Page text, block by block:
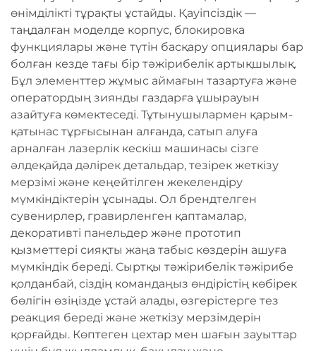
өнімділікті тұрақты ұстайды. Қауіпсіздік —
таңдалған моделде корпус, блокировка
функциялары және түтін басқару опциялары бар
болған кезде тағы бір тәжірибелік артықшылық.
Бұл элементтер жұмыс аймағын тазартуға және
оператордың зиянды газдарға ұшырауын
азайтуға көмектеседі. Тұтынушылармен қарым-
қатынас тұрғысынан алғанда, сатып алуға
арналған лазерлік кескіш машинасы сізге
әлдеқайда дәлірек детальдар, тезірек жеткізу
мерзімі және кеңейтілген жекелендіру
мүмкіндіктерін ұсынады. Ол брендтелген
сувенирлер, гравирленген қаптамалар,
декоративті панельдер және прототип
қызметтері сияқты жаңа табыс көздерін ашуға
мүмкіндік береді. Сыртқы тәжірибелік тәжірибе
қолданбай, сіздің командаңыз өндірістің көбірек
бөлігін өзіңізде ұстай алады, өзгерістерге тез
реакция береді және жеткізу мерзімдерін
қорғайды. Көптеген цехтар мен шағын зауыттар